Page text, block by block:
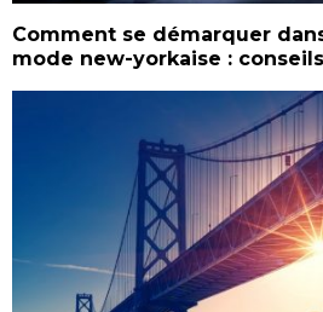
Comment se démarquer
mode new-yorkaise :